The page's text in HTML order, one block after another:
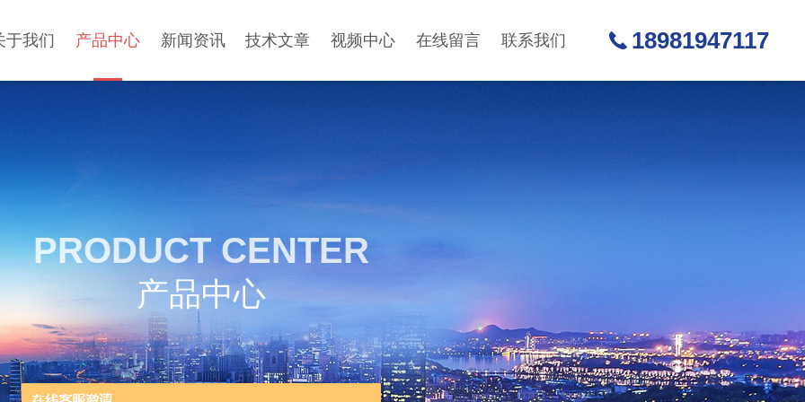
于我们 产品中心 新闻资讯 技术文章 视频中心 在线留言 联系我们 18981947117
PRODUCT CENTER
产品中心